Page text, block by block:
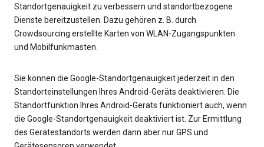
Standortgenauigkeit zu verbessern und standortbezogene
Dienste bereitzustellen. Dazu gehören z. B. durch
Crowdsourcing erstellte Karten von WLAN-Zugangspunkten
und Mobilfunkmasten.
Sie können die Google-Standortgenauigkeit jederzeit in den
Standorteinstellungen Ihres Android-Geräts deaktivieren. Die
Standortfunktion Ihres Android-Geräts funktioniert auch, wenn
die Google-Standortgenauigkeit deaktiviert ist. Zur Ermittlung
des Gerätestandorts werden dann aber nur GPS und